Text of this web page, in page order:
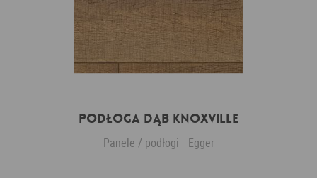
Podłoga Dąb Knoxville
Panele / podłogi Egger